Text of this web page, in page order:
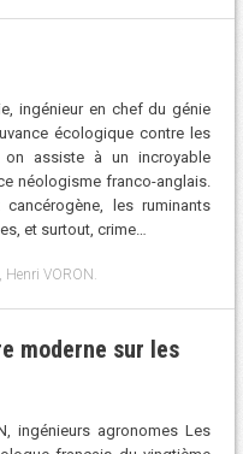
ingénieur en chef du génie
écologique contre les
on assiste à un incroyable
néologisme franco-anglais.
les ruminants
et surtout, crime…
Henri VORON
moderne sur les
ingénieurs agronomes Les